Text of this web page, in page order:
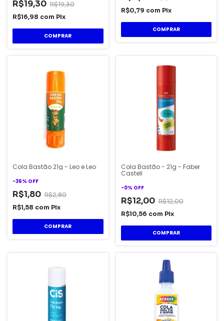
R$19,30 R$19,30
R$16,98 com Pix
R$0,79 com Pix
Cola Bastão 21g - Leo e Leo
-36% OFF
R$1,80 R$2,80
R$1,58 com Pix
Cola Bastão - 21g - Faber
Castell
-0% OFF
R$12,00 R$12,00
R$10,56 com Pix